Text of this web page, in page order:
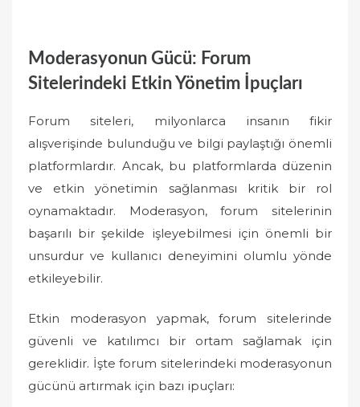
Moderasyonun Gücü: Forum
Sitelerindeki Etkin Yönetim İpuçları
Forum siteleri, milyonlarca insanın fikir
alışverişinde bulunduğu ve bilgi paylaştığı önemli
platformlardır. Ancak, bu platformlarda düzenin
ve etkin yönetimin sağlanması kritik bir rol
oynamaktadır. Moderasyon, forum sitelerinin
başarılı bir şekilde işleyebilmesi için önemli bir
unsurdur ve kullanıcı deneyimini olumlu yönde
etkileyebilir.
Etkin moderasyon yapmak, forum sitelerinde
güvenli ve katılımcı bir ortam sağlamak için
gereklidir. İşte forum sitelerindeki moderasyonun
gücünü artırmak için bazı ipuçları: